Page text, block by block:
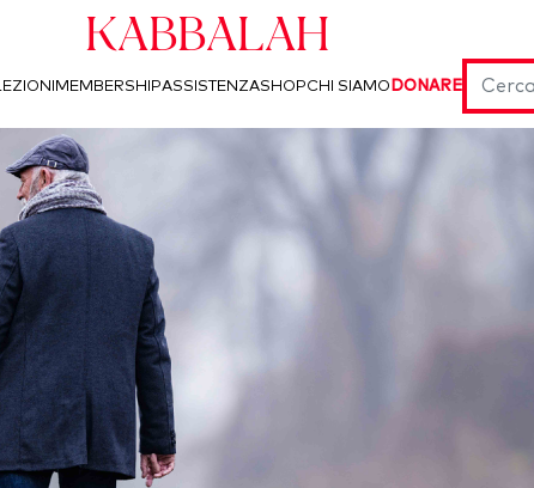
Kabbalah
MEMBERSHIPASSISTENZASHOPCHI SIAMO DONARE